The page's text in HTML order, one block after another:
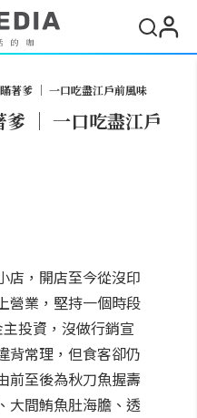
著爹 │ 一口吃盡江戶前風味
爹 │ 一口吃盡江戶
店，開店至今從沒印
營業，堅持一個時段
投資，沒做行銷宣
背常理，但食客卻仍
前至後為秋刀魚握壽
大間鮪魚肚海膽、透